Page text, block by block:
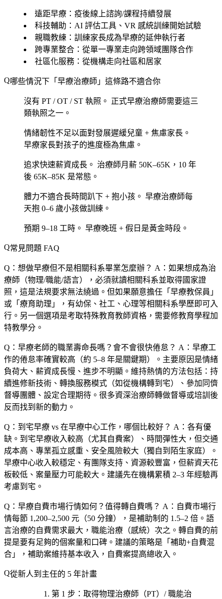
遠距早療 ：疫後線上諮詢/課程持續發展
科技輔助 ：AI 評估工具、VR 感統訓練開始試驗
親職教練 ：訓練家長成為早療的延伸執行者
跨專業整合 ：從單一專業走向跨領域團隊合作
社區化服務 ：從機構走向社區和居家
哪些情況下「早療治療師」這條路不適合你
沒有 PT / OT / ST 執照。 正式早療治療師需要這三
類執照之一。
情緒韌性不足以面對發展遲緩兒童 + 焦慮家長。
早療家長對孩子的進度極為焦慮。
追求快速薪資成長。 治療師月薪 50K–65K，10 年
後 65K–85K 是常態。
體力不適合長時間趴下 + 抱小孩。 早療治療師每
天抱 0–6 歲小孩做訓練。
預期 9–18 工時。 早療晚班 + 假日是黃金時段。
常見問題 FAQ
Q：想做早療但不是相關科系畢業怎麼辦？ A：如果想成為治
療師（物理/職能/語言），必須就讀相關科系並取得國家證
照，這是法規要求無法繞過。但如果願意擔任「早療教保員」
或「療育助理」，有幼保、社工、心理等相關科系學歷即可入
行。另一個選項是考取特殊教育教師資格，需要修教育學程加
特教學分。
Q：早療老師的職業壽命長嗎？會不會很快倦怠？ A：早療工
作的倦怠率確實較高（約 5–8 年是關鍵期）。主要原因是情緒
負荷大、薪資成長慢、進步不明顯。維持熱情的方法包括：持
續進修新技術、轉換服務模式（如從機構轉到宅）、參加同儕
督導團體、設定合理期待。很多資深治療師轉做督導或培訓後
反而找到新的動力。
Q：到宅早療 vs 在早療中心工作，哪個比較好？ A：各有優
缺。到宅早療收入較高（尤其自費案）、時間彈性大，但交通
成本高、專業孤立感重、安全風險較大（獨自到陌生家庭）。
早療中心收入較穩定、有團隊支持、資源較豐富，但薪資天花
板較低、案量壓力可能較大。建議先在機構累積 2–3 年經驗再
考慮到宅。
Q：早療自費市場行情如何？值得轉自費嗎？ A：自費市場行
情每節 1,200–2,500 元（50 分鐘），是補助制的 1.5–2 倍。語
言治療的自費需求最大，職能治療（感統）次之。轉自費的前
提是要有足夠的個案量和口碑。建議的策略是「補助+自費混
合」，補助案維持基本收入，自費案提高總收入。
從新人到主任的 5 年計畫
第 1 步 ：取得物理治療師（PT）/ 職能治